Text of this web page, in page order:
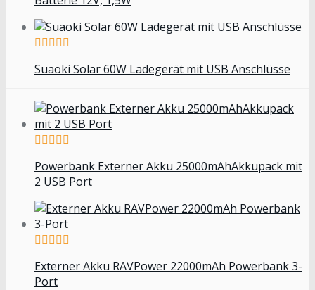
Suaoki Solar 60W Ladegerät mit USB Anschlüsse
Powerbank Externer Akku 25000mAhAkkupack mit
2 USB Port
Externer Akku RAVPower 22000mAh Powerbank 3-
Port